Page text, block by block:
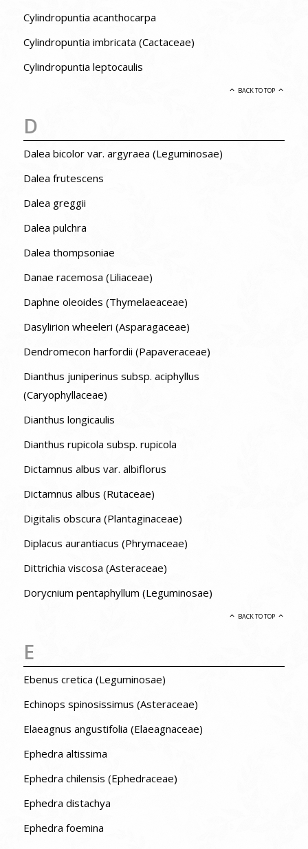
Cylindropuntia acanthocarpa
Cylindropuntia imbricata (Cactaceae)
Cylindropuntia leptocaulis
BACK TO TOP
D
Dalea bicolor var. argyraea (Leguminosae)
Dalea frutescens
Dalea greggii
Dalea pulchra
Dalea thompsoniae
Danae racemosa (Liliaceae)
Daphne oleoides (Thymelaeaceae)
Dasylirion wheeleri (Asparagaceae)
Dendromecon harfordii (Papaveraceae)
Dianthus juniperinus subsp. aciphyllus
(Caryophyllaceae)
Dianthus longicaulis
Dianthus rupicola subsp. rupicola
Dictamnus albus var. albiflorus
Dictamnus albus (Rutaceae)
Digitalis obscura (Plantaginaceae)
Diplacus aurantiacus (Phrymaceae)
Dittrichia viscosa (Asteraceae)
Dorycnium pentaphyllum (Leguminosae)
BACK TO TOP
E
Ebenus cretica (Leguminosae)
Echinops spinosissimus (Asteraceae)
Elaeagnus angustifolia (Elaeagnaceae)
Ephedra altissima
Ephedra chilensis (Ephedraceae)
Ephedra distachya
Ephedra foemina